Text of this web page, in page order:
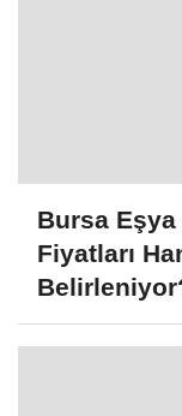
Bursa Eşya
Fiyatları